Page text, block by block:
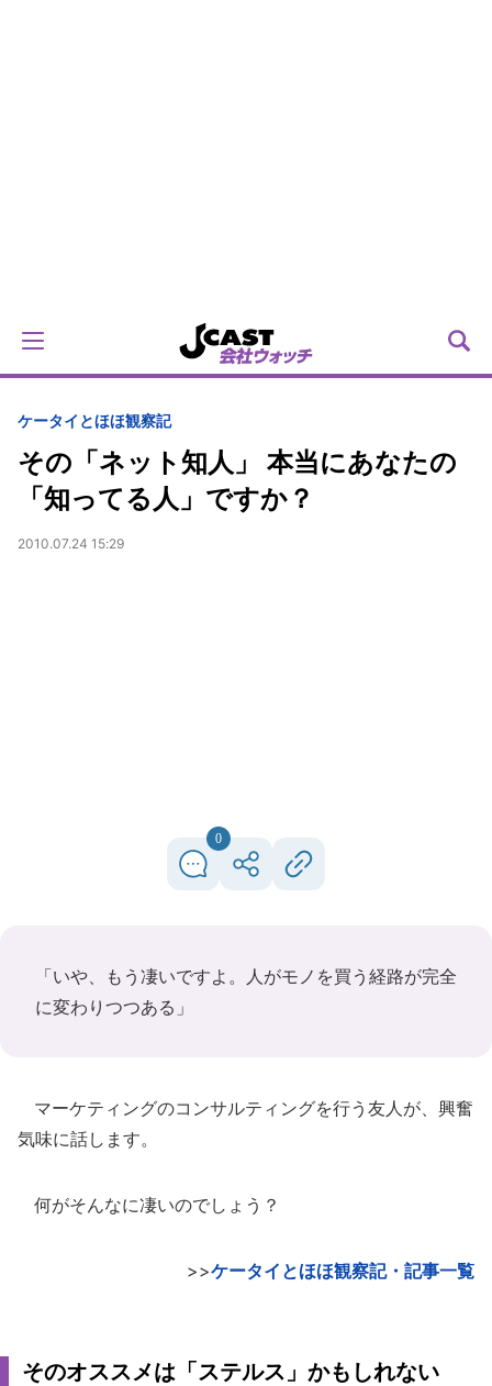
ケータイとほほ観察記
その「ネット知人」 本当にあなたの
「知ってる人」ですか？
2010.07.24 15:29
0
「いや、もう凄いですよ。人がモノを買う経路が完全
に変わりつつある」
マーケティングのコンサルティングを行う友人が、興奮
気味に話します。
何がそんなに凄いのでしょう？
>>ケータイとほほ観察記・記事一覧
そのオススメは「ステルス」かもしれない